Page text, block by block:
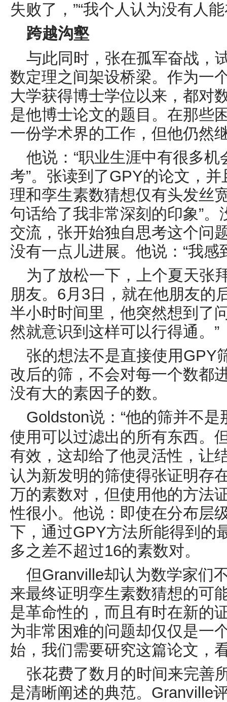
失败了，”“我个人认为没有人
跨越沟壑
与此同时，张在孤军奋战，
数定理之间架设桥梁。作为一
大学获得博士学位以来，都对
是他博士论文的题目。在那些
一份学术界的工作，但他仍然
他说：“职业生涯中有很多
考”。张读到了GPY的论文，
理和孪生素数猜想仅有头发丝
句话给了我非常深刻的印象”
交流，张开始独自思考这个问
没有一点儿进展。他说：“我感
为了放松一下，上个夏天张
朋友。 6月 3 日，就在他朋友的
半小时时间里，他突然想到了
然就意识到这样可以行得通。”
张的想法不是直接使用GPY
改后的筛，不会对每一个数都
没有大的素因子的数。
Goldston说：“他的筛并不
使用可以过滤出的所有东西。
有效，这却给了他灵活性，让
认为新发明的筛使得张证明存
万的素数对，但使用他的方法
性很小。他说：即使在分布层
下，通过GPY方法所能得到的
多之差不超过16的素数对。
但Granville却认为数学家们
来最终证明孪生素数猜想的可
是革命性的，而且有时在新的
为非常困难的问题却仅仅是一
始，我们需要研究这篇论文，
张花费了数月的时间来完善
是清晰阐述的典范。 Granville